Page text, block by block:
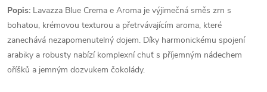
Popis: Lavazza Blue Crema e Aroma je výjimečná směs zrn s
bohatou, krémovou texturou a přetrvávajícím aroma, které
zanechává nezapomenutelný dojem. Díky harmonickému spojení
arabiky a robusty nabízí komplexní chuť s příjemným nádechem
oříšků a jemným dozvukem čokolády.